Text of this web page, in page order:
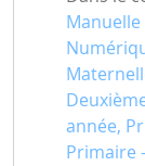
année,
Primaire